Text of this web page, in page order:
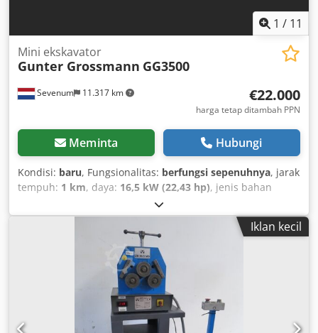
1 / 11
Sevenum 11.317 km
Mini ekskavator
Gunter Grossmann GG3500
€22.000
harga tetap ditambah PPN
Meminta Hubungi
Kondisi: baru, Fungsionalitas: berfungsi sepenuhnya, jarak
tempuh: 1 km, daya: 16,5 kW (22,43 hp), jenis bahan
, berat keseluruhan:
berat kosong:3.300 kg, berat operasi:3.400 kg, kondisi
, kondisi penggerak: 100 persen , kondisi
, kelas emisi:
, jam operasional:1 h, Perlengkapan:
, en-GB Csdpfx Amjx H Uxhe Rsrf
Iklan kecil